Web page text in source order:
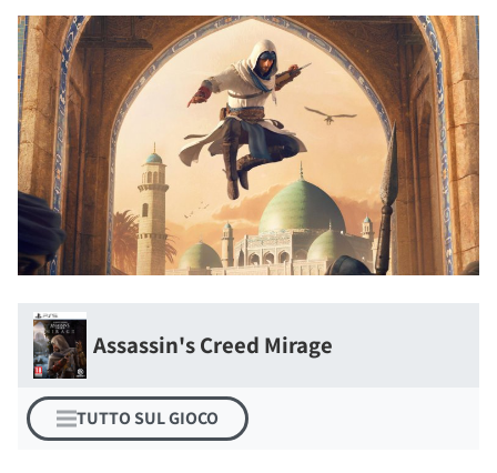
Assassin's Creed Mirage
TUTTO SUL GIOCO